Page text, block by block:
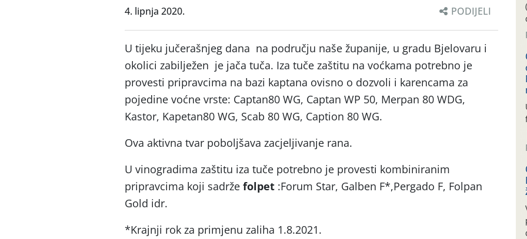
4. lipnja 2020. PODIJELI
U tijeku jučerašnjeg dana na području naše županije, u gradu Bjelovaru i
okolici zabilježen je jača tuča. Iza tuče zaštitu na voćkama potrebno je
provesti pripravcima na bazi kaptana ovisno o dozvoli i karencama za
pojedine voćne vrste: Captan80 WG, Captan WP 50, Merpan 80 WDG,
Kastor, Kapetan80 WG, Scab 80 WG, Caption 80 WG.
Ova aktivna tvar poboljšava zacjeljivanje rana.
U vinogradima zaštitu iza tuče potrebno je provesti kombiniranim
pripravcima koji sadrže folpet :Forum Star, Galben F*,Pergado F, Folpan
Gold idr.
*Krajnji rok za primjenu zaliha 1.8.2021.